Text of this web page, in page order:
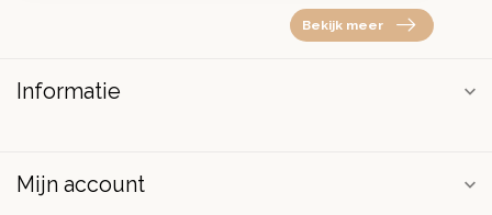
Bekijk meer
Informatie
Mijn account